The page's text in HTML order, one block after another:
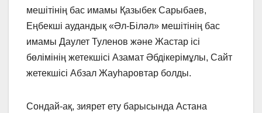
мешітінің бас имамы Қазыбек Сарыбаев,
Еңбекші аудандық «Әл-Біләл» мешітінің бас
имамы Даулет Туленов және Жастар ісі
бөлімінің жетекшісі Азамат Әбдікерімұлы, Сайт
жетекшісі Абзал Жауһаровтар болды.
Сондай-ақ, зиярет ету барысында Астана